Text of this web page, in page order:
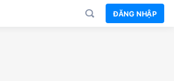
ĐĂNG NHẬP